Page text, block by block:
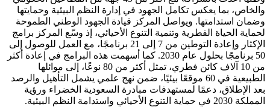
والخاص، بما يعكس تكامل الجهود في إدارة النظم البيئية وحمايتها
وضمان استدامتها. ويواصل المركز قيادة الجهود الوطني الطموحة
لحماية الحياة الفطرية وتنمية التنوع الأحيائي، إذ وسّع المركز برامج
الإكثار وإعادة التوطين من 7 إلى 21 برنامجًا، مع العمل للوصول إلى
50 برنامجًا بحلول عام 2030. كما أسهمت هذه البرامج في إعادة أكثر
من 10 آلاف كائن فطري، تمثل أكثر من 80 نوعًا، إلى موائلها
الطبيعية في 60 موقعًا بيئيًا، ضمن نهج علمي يشمل التأهيل والرصد
بعد الإطلاق، دعمًا لمستهدفات مبادرة السعودية الخضراء ورؤية
المملكة 2030 في حماية التنوع الأحيائي واستدامة النظم البيئية.